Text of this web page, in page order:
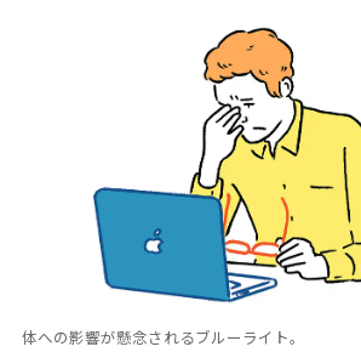
体への影響が懸念されるブルーライト。